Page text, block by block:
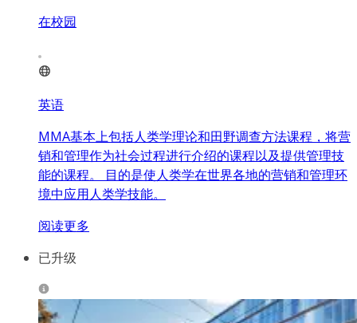
在校园
英语
MMA基本上包括人类学理论和田野调查方法课程，将营
销和管理作为社会过程进行介绍的课程以及提供管理技
能的课程。 目的是使人类学在世界各地的营销和管理环
境中应用人类学技能。
阅读更多
已升级